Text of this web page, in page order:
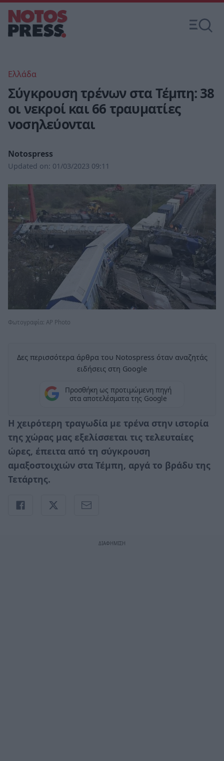
Ελλάδα
Σύγκρουση τρένων στα Τέμπη: 38
οι νεκροί και 66 τραυματίες
νοσηλεύονται
Notospress
Updated on: 01/03/2023 09:11
Φωτογραφία: AP Photo
Δες περισσότερα άρθρα του Notospress όταν αναζητάς
ειδήσεις στη Google
Προσθήκη ως προτιμώμενη πηγή
στα αποτελέσματα της Google
Η χειρότερη τραγωδία με τρένα στην ιστορία
της χώρας μας εξελίσσεται τις τελευταίες
ώρες, έπειτα από τη σύγκρουση
αμαξοστοιχιών στα Τέμπη, αργά το βράδυ της
Τετάρτης.